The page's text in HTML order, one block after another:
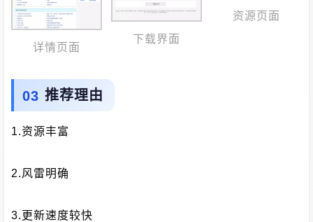
详情页面
下载界面
资源页面
推荐理由
1.资源丰富
2.风雷明确
3.更新速度较快